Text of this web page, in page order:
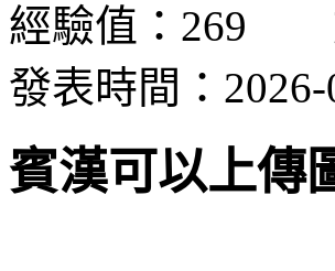
經驗值：269
發表時間：2026-
賓漢可以上傳